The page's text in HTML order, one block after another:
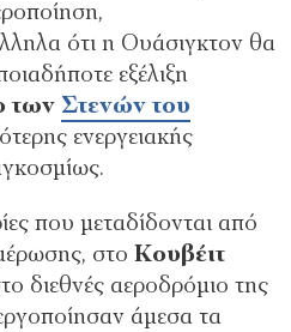
ότι η Ουάσιγκτον θα
εξέλιξη
των Στενών του
ενεργειακής
που μεταδίδονται από
στο Κουβέιτ
διεθνές αεροδρόμιο της
άμεσα τα